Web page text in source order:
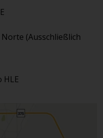
Norte (Ausschließlich
HLE